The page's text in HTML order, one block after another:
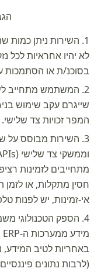
לא יהיו אחראיות לכל
בסוכנ/ת או הסתמכות
המשתמש מתחייב
שייגרם עקב שימוש
המפר זכויות צד שלישי.
השירות מבוסס על
חסין מתקלות, או לזמן
אי-זמינות, יש לפנות
הספק הטכנולוגי
באחריות לטיב המידע,
(לרבות נתונים